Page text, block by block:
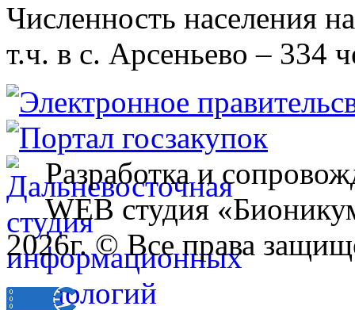
Численность населения
т.ч. в с. Арсеньево – 334
Разработка и
WEB студия
2026г. © Все права